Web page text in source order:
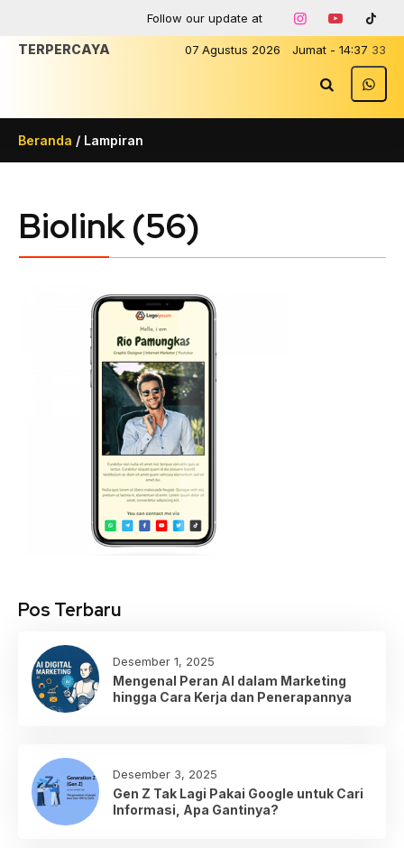
Follow our update at
07 Agustus 2026 Jumat - 14:37 33
TERPERCAYA
Beranda / Lampiran
Biolink (56)
Pos Terbaru
Desember 1, 2025
Mengenal Peran AI dalam Marketing
hingga Cara Kerja dan Penerapannya
Desember 3, 2025
Gen Z Tak Lagi Pakai Google untuk Cari
Informasi, Apa Gantinya?